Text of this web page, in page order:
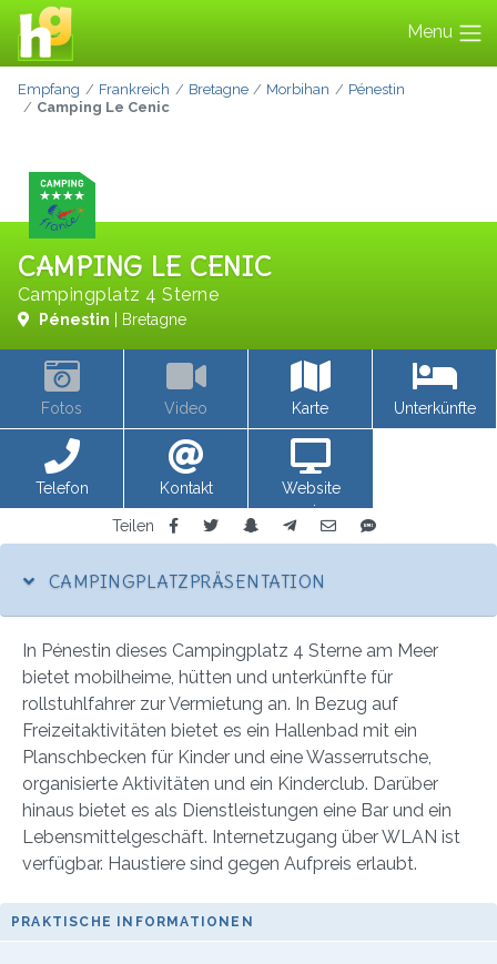
Menu
Empfang Frankreich Bretagne Morbihan
Pénestin
Camping Le Cenic
CAMPING LE CENIC
Campingplatz 4 Sterne
Pénestin | Bretagne
Fotos Video Karte Unterkünfte
Telefon Kontakt
Website
anzeigen
Teilen
CAMPINGPLATZPRÄSENTATION
In Pénestin dieses Campingplatz 4 Sterne am Meer
bietet mobilheime, hütten und unterkünfte für
rollstuhlfahrer zur Vermietung an. In Bezug auf
Freizeitaktivitäten bietet es ein Hallenbad mit ein
Planschbecken für Kinder und eine Wasserrutsche,
organisierte Aktivitäten und ein Kinderclub. Darüber
hinaus bietet es als Dienstleistungen eine Bar und ein
Lebensmittelgeschäft. Internetzugang über WLAN ist
verfügbar. Haustiere sind gegen Aufpreis erlaubt.
PRAKTISCHE INFORMATIONEN